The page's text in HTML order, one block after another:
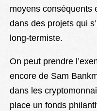
moyens conséquents
dans des projets qui
long-termiste.
On peut prendre
encore de Sam
dans les
place un fonds